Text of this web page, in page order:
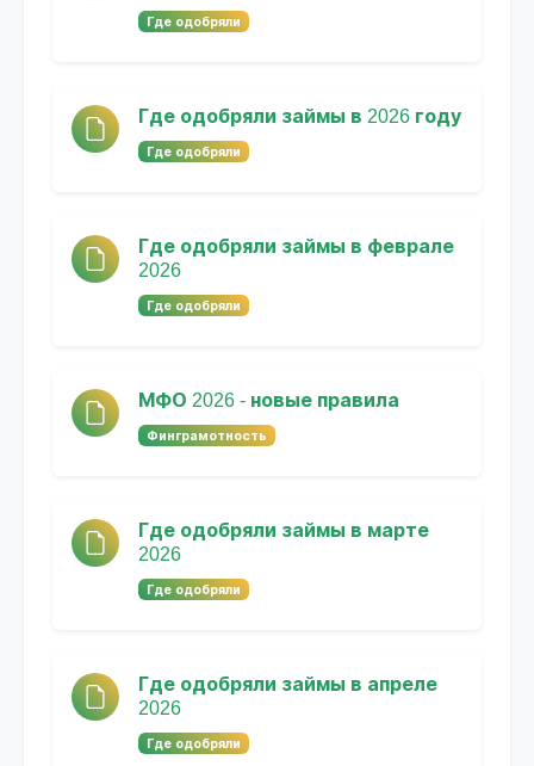
Где одобряли
Где одобряли займы в 2026 году
Где одобряли
Где одобряли займы в феврале
2026
Где одобряли
МФО 2026 - новые правила
Финграмотность
Где одобряли займы в марте
2026
Где одобряли
Где одобряли займы в апреле
2026
Где одобряли